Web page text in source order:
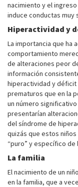
nacimiento y el
induce conductas
Hiperactividad y
La importancia que ha
comportamiento
de alteraciones peor
información
hiperactividad y déficit
prematuros que en la
un número
presentarían
del síndrome de
quizás que estos
“puro” y específico
La familia
El nacimiento de un
en la familia, que a